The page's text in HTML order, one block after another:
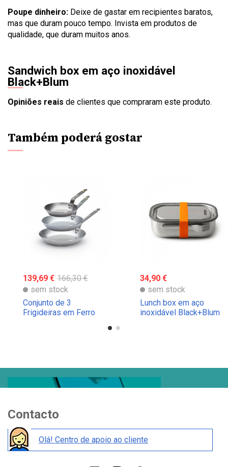
Poupe dinheiro: Deixe de gastar em recipientes baratos,
mas que duram pouco tempo. Invista em produtos de
qualidade, que duram muitos anos.
Sandwich box em aço inoxidável
Black+Blum
Opiniões reais de clientes que compraram este produto.
Também poderá gostar
139,69 € 166,30 €
sem stock
Conjunto de 3
Frigideiras em Ferro
34,90 €
sem stock
Lunch box em aço
inoxidável Black+Blum
Contacto
Olá! Centro de apoio ao cliente